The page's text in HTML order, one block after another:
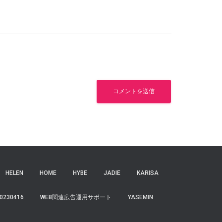
HELEN HOME HYBE JADIE KARISA
WEB関連広告運用サポート YASEMIN